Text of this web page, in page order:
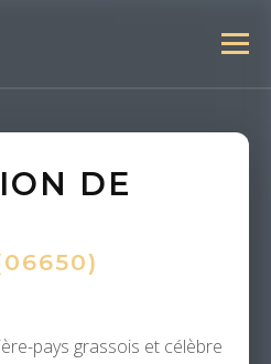
DE
pays grassois et célèbre